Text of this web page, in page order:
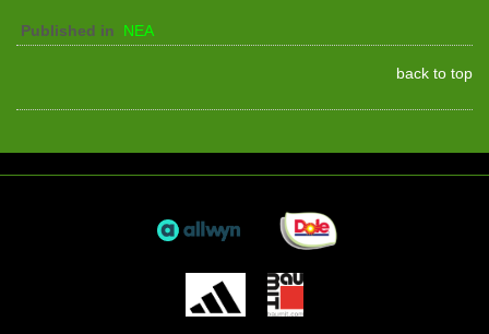
Published in ΝΕΑ
back to top